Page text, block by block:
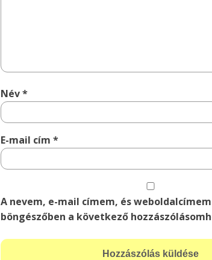
Név*
E-mail cím*
A nevem, e-mail címem, és
böngészőben a következő